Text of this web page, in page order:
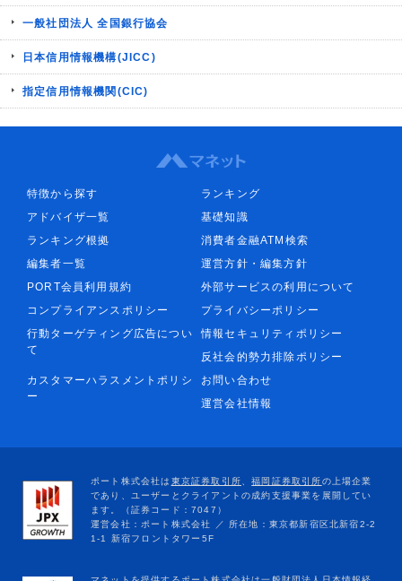
一般社団法人 全国銀行協会
日本信用情報機構(JICC)
指定信用情報機関(CIC)
特徴から探す
ランキング
アドバイザ一覧
基礎知識
ランキング根拠
消費者金融ATM検索
編集者一覧
運営方針・編集方針
PORT会員利用規約
外部サービスの利用について
コンプライアンスポリシー
プライバシーポリシー
行動ターゲティング広告につい
て
情報セキュリティポリシー
反社会的勢力排除ポリシー
カスタマーハラスメントポリシ
ー
お問い合わせ
運営会社情報